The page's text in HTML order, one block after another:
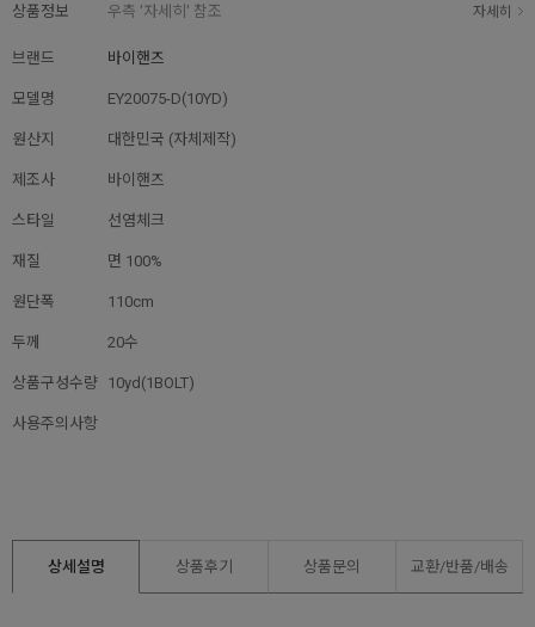
상품정보 우측 '자세히' 참조 자세히
브랜드 바이핸즈
모델명 EY20075-D(10YD)
원산지 대한민국 (자체제작)
제조사 바이핸즈
스타일 선염체크
재질 면 100%
원단폭 110cm
두께 20수
상품구성수량 10yd(1BOLT)
사용주의사항
상세설명 상품후기 상품문의 교환/반품/배송